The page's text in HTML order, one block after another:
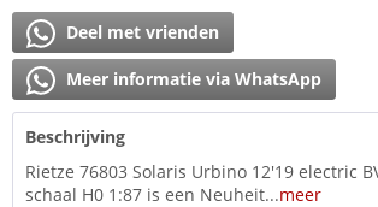
Deel met vrienden
Meer informatie via WhatsApp
Beschrijving
Rietze 76803 Solaris Urbino 12'19 electric
schaal H0 1:87 is een Neuheit...meer